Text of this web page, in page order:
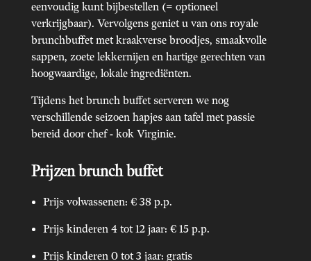
eenvoudig kunt bijbestellen (= optioneel
verkrijgbaar). Vervolgens geniet u van ons royale
brunchbuffet met kraakverse broodjes, smaakvolle
sappen, zoete lekkernijen en hartige gerechten van
hoogwaardige, lokale ingrediënten.
Tijdens het brunch buffet serveren we nog
verschillende seizoen hapjes aan tafel met passie
bereid door chef - kok Virginie.
Prijzen brunch buffet
Prijs volwassenen: € 38 p.p.
Prijs kinderen 4 tot 12 jaar: € 15 p.p.
Prijs kinderen 0 tot 3 jaar: gratis